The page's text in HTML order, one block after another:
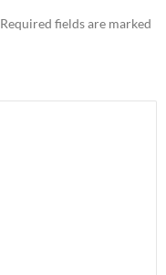
Required fields are marked